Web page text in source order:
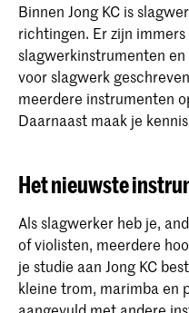
Binnen Jong KC is
richtingen. Er zijn
slagwerkinstrumenten
voor slagwerk
meerdere instrumenten
Daarnaast maak je
Het nieuwste
Als slagwerker heb je,
of violisten, meerdere
je studie aan Jong KC
kleine trom, marimba en